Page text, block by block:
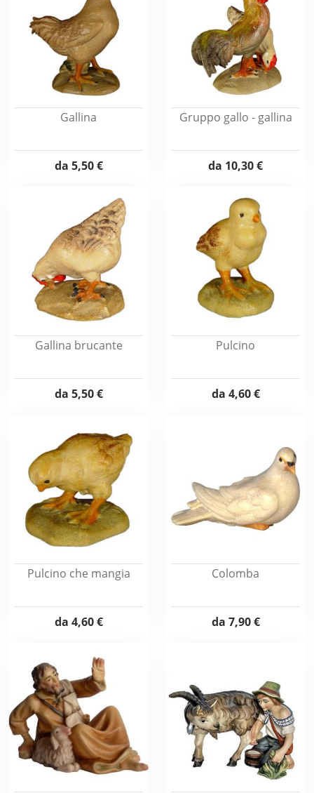
Gallina
da 5,50 €
Gruppo gallo - gallina
da 10,30 €
Gallina brucante
da 5,50 €
Pulcino
da 4,60 €
Pulcino che mangia
da 4,60 €
Colomba
da 7,90 €